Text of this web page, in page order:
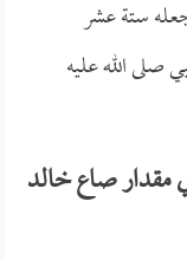
ستة عشر
صلى الله عليه
مقدار صاع خالد